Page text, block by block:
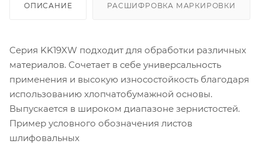
ОПИСАНИЕ РАСШИФРОВКА МАРКИРОВКИ
Серия KK19XW подходит для обработки различных
материалов. Сочетает в себе универсальность
применения и высокую износостойкость благодаря
использованию хлопчатобумажной основы.
Выпускается в широком диапазоне зернистостей.
Пример условного обозначения листов
шлифовальных